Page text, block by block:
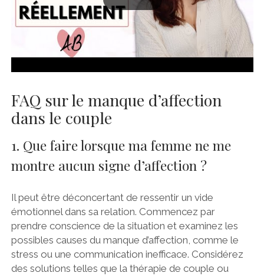
FAQ sur le manque d’affection
dans le couple
1. Que faire lorsque ma femme ne me
montre aucun signe d’affection ?
Il peut être déconcertant de ressentir un vide
émotionnel dans sa relation. Commencez par
prendre conscience de la situation et examinez les
possibles causes du manque d’affection, comme le
stress ou une communication inefficace. Considérez
des solutions telles que la thérapie de couple ou